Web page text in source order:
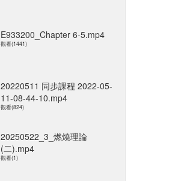
E933200_Chapter 6-5.mp4
觀看(1441)
20220511 同步課程 2022-05-
11-08-44-10.mp4
觀看(824)
20250522_3_燃燒理論
(二).mp4
觀看(1)